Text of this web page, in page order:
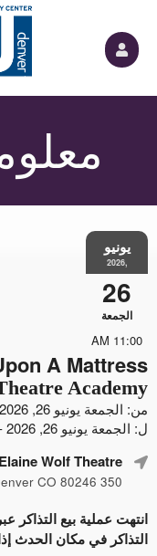
يونيو
,2026
26
الجمعة
11:00 AM
A Mattress
Academy
من: الجمعة يونيو 26, 2026 - 11:00 AM
ل: الجمعة يونيو 26, 2026 - 01:30 PM
Elaine Wolf Theatre
350 S Dahlia St Denver CO 80246
انتهت عملية بيع التذاكر
التذاكر في مكان الحدث